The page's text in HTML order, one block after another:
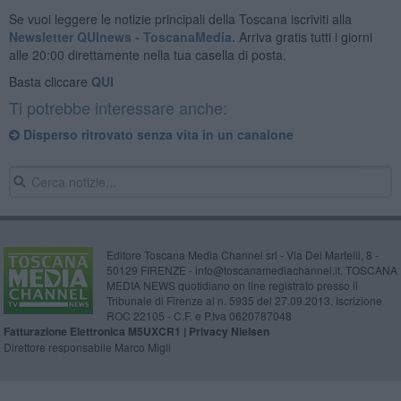
Se vuoi leggere le notizie principali della Toscana iscriviti alla
Newsletter QUInews - ToscanaMedia. Arriva gratis tutti i giorni
alle 20:00 direttamente nella tua casella di posta.
Basta cliccare QUI
Ti potrebbe interessare anche:
Disperso ritrovato senza vita in un canalone
Editore Toscana Media Channel srl - Via Dei Martelli, 8 -
50129 FIRENZE - info@toscanamediachannel.it. TOSCANA
MEDIA NEWS quotidiano on line registrato presso il
Tribunale di Firenze al n. 5935 del 27.09.2013. Iscrizione
ROC 22105 - C.F. e P.Iva 0620787048
Fatturazione Elettronica M5UXCR1 | Privacy Nielsen
Direttore responsabile Marco Migli